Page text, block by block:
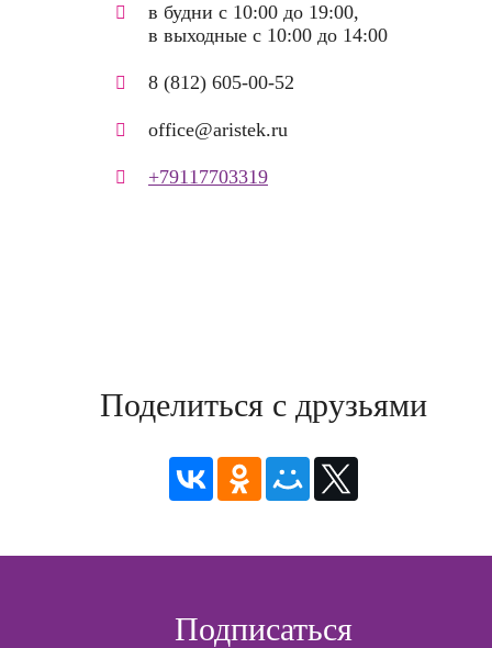
в будни с 10:00 до 19:00,
в выходные с 10:00 до 14:00
8 (812) 605-00-52
office@aristek.ru
+79117703319
Поделиться с друзьями
Подписаться